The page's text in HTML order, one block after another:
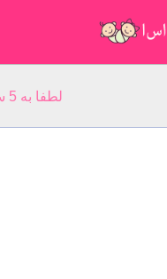
لطفا به 5 سوال مربوط به نام خود پاسخ دهید: نام شما: